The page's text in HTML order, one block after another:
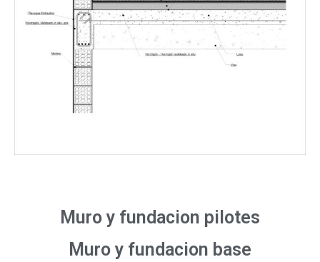
Muro y fundacion pilotes
Muro y fundacion base